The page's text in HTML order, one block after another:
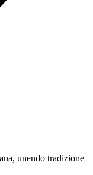
unendo tradizione